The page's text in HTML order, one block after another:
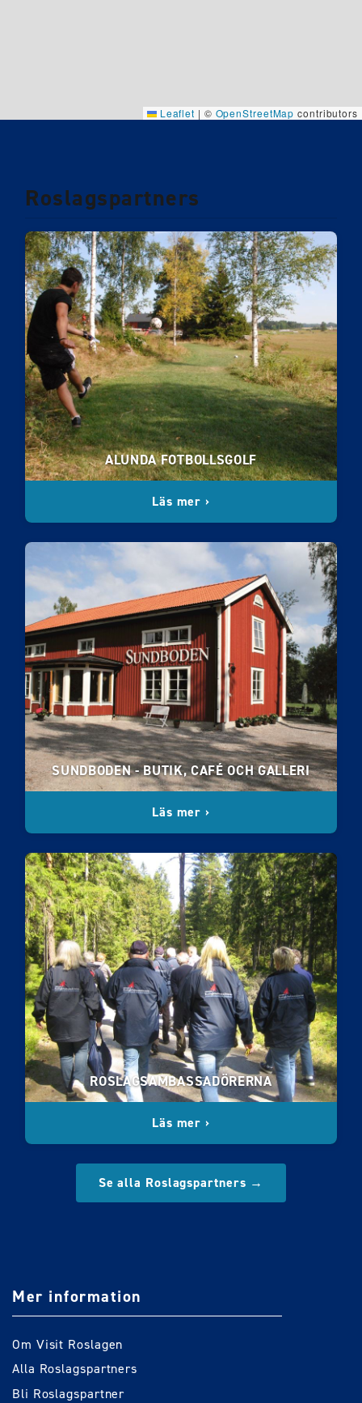
Leaflet | © OpenStreetMap contributors
Roslagspartners
ALUNDA FOTBOLLSGOLF
Läs mer ›
SUNDBODEN - BUTIK, CAFÉ OCH GALLERI
Läs mer ›
ROSLAGSAMBASSADÖRERNA
Läs mer ›
Se alla Roslagspartners →
Mer information
Om Visit Roslagen
Alla Roslagspartners
Bli Roslagspartner